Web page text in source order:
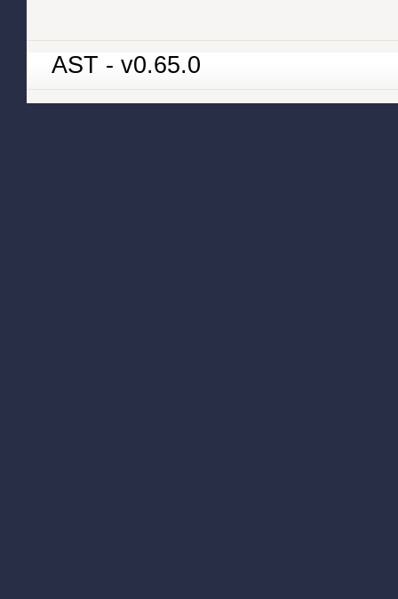
AST - v0.65.0